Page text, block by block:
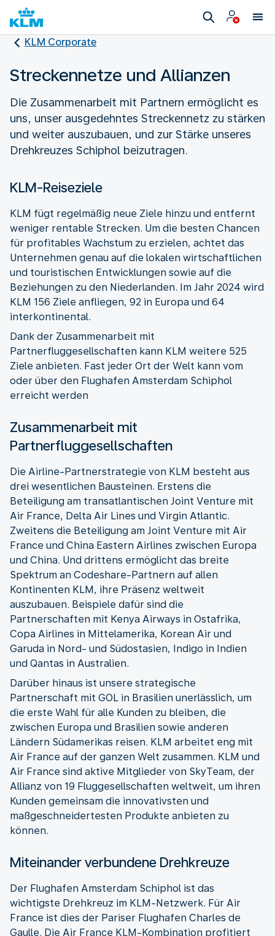
KLM Corporate
Streckennetze und Allianzen
Die Zusammenarbeit mit Partnern ermöglicht es
uns, unser ausgedehntes Streckennetz zu stärken
und weiter auszubauen, und zur Stärke unseres
Drehkreuzes Schiphol beizutragen.
KLM-Reiseziele
KLM fügt regelmäßig neue Ziele hinzu und entfernt
weniger rentable Strecken. Um die besten Chancen
für profitables Wachstum zu erzielen, achtet das
Unternehmen genau auf die lokalen wirtschaftlichen
und touristischen Entwicklungen sowie auf die
Beziehungen zu den Niederlanden. Im Jahr 2024 wird
KLM 156 Ziele anfliegen, 92 in Europa und 64
interkontinental.
Dank der Zusammenarbeit mit
Partnerfluggesellschaften kann KLM weitere 525
Ziele anbieten. Fast jeder Ort der Welt kann vom
oder über den Flughafen Amsterdam Schiphol
erreicht werden
Zusammenarbeit mit
Partnerfluggesellschaften
Die Airline-Partnerstrategie von KLM besteht aus
drei wesentlichen Bausteinen. Erstens die
Beteiligung am transatlantischen Joint Venture mit
Air France, Delta Air Lines und Virgin Atlantic.
Zweitens die Beteiligung am Joint Venture mit Air
France und China Eastern Airlines zwischen Europa
und China. Und drittens ermöglicht das breite
Spektrum an Codeshare-Partnern auf allen
Kontinenten KLM, ihre Präsenz weltweit
auszubauen. Beispiele dafür sind die
Partnerschaften mit Kenya Airways in Ostafrika,
Copa Airlines in Mittelamerika, Korean Air und
Garuda in Nord- und Südostasien, Indigo in Indien
und Qantas in Australien.
Darüber hinaus ist unsere strategische
Partnerschaft mit GOL in Brasilien unerlässlich, um
die erste Wahl für alle Kunden zu bleiben, die
zwischen Europa und Brasilien sowie anderen
Ländern Südamerikas reisen. KLM arbeitet eng mit
Air France auf der ganzen Welt zusammen. KLM und
Air France sind aktive Mitglieder von SkyTeam, der
Allianz von 19 Fluggesellschaften weltweit, um ihren
Kunden gemeinsam die innovativsten und
maßgeschneidertesten Produkte anbieten zu
können.
Miteinander verbundene Drehkreuze
Der Flughafen Amsterdam Schiphol ist das
wichtigste Drehkreuz im KLM-Netzwerk. Für Air
France ist dies der Pariser Flughafen Charles de
Gaulle. Die Air France KLM-Kombination profitiert